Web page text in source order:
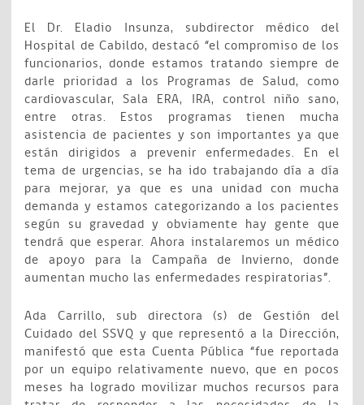
El Dr. Eladio Insunza, subdirector médico del
Hospital de Cabildo, destacó “el compromiso de los
funcionarios, donde estamos tratando siempre de
darle prioridad a los Programas de Salud, como
cardiovascular, Sala ERA, IRA, control niño sano,
entre otras. Estos programas tienen mucha
asistencia de pacientes y son importantes ya que
están dirigidos a prevenir enfermedades. En el
tema de urgencias, se ha ido trabajando día a día
para mejorar, ya que es una unidad con mucha
demanda y estamos categorizando a los pacientes
según su gravedad y obviamente hay gente que
tendrá que esperar. Ahora instalaremos un médico
de apoyo para la Campaña de Invierno, donde
aumentan mucho las enfermedades respiratorias”.
Ada Carrillo, sub directora (s) de Gestión del
Cuidado del SSVQ y que representó a la Dirección,
manifestó que esta Cuenta Pública “fue reportada
por un equipo relativamente nuevo, que en pocos
meses ha logrado movilizar muchos recursos para